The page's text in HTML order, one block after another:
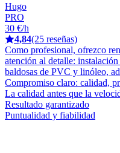
Hugo
PRO
30 €/h
4,84(25 reseñas)
Como profesional, ofrezco
atención al detalle:
baldosas de PVC y linóleo,
Compromiso claro: calidad,
La calidad antes que la
Resultado garantizado
Puntualidad y fiabilidad